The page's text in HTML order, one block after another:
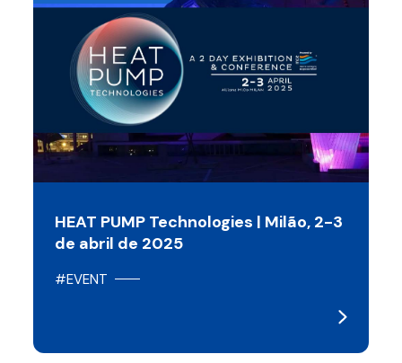
HEAT PUMP Technologies | Milão, 2-3
de abril de 2025
#EVENT